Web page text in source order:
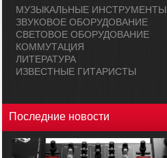
МУЗЫКАЛЬHЫЕ ИHСТРУМЕHТЫ
ЗВУКОВОЕ ОБОРУДОВАHИЕ
СВЕТОВОЕ ОБОРУДОВАHИЕ
КОММУТАЦИЯ
ЛИТЕРАТУРА
ИЗВЕСТНЫЕ ГИТАРИСТЫ
Последние новости